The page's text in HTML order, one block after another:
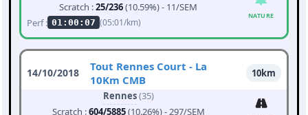
Scratch :25/236(10.59%) - 11/SEM
Perf : 01:00:07 (05:01/km)
NATURE
14/10/2018
Tout Rennes Court - La
10Km CMB
10km
Rennes(35)
Scratch :604/5885(10.26%) - 297/SEM